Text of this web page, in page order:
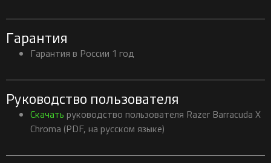
Гарантия
Гарантия в России 1 год
Руководство пользователя
Скачать руководство пользователя Razer Barracuda X
Chroma (PDF, на русском языке)